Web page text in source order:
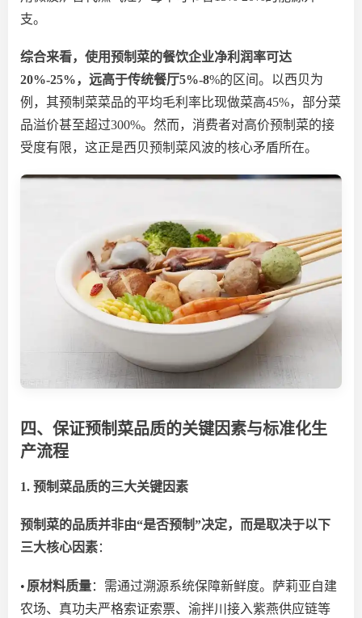
支。
综合来看，使用预制菜的餐饮企业净利润率可达
20%-25%，远高于传统餐厅5%-8%的区间。 以西贝为
例， 其预制菜菜品的平均毛利率比现做菜高45%，部分菜
品溢价甚至超过300%。然而，消费者对高价预制菜的接
受度有限，这正是西贝预制菜风波的核心矛盾所在。
四、保证预制菜品质的关键因素与标准化生
产流程
1. 预制菜品质的三大关键因素
预制菜的品质并非由“是否预制”决定，而是取决于以下
三大核心因素：
• 原材料质量：需通过溯源系统保障新鲜度。萨莉亚自建
农场、真功夫严格索证索票、渝拌川接入紫燕供应链等